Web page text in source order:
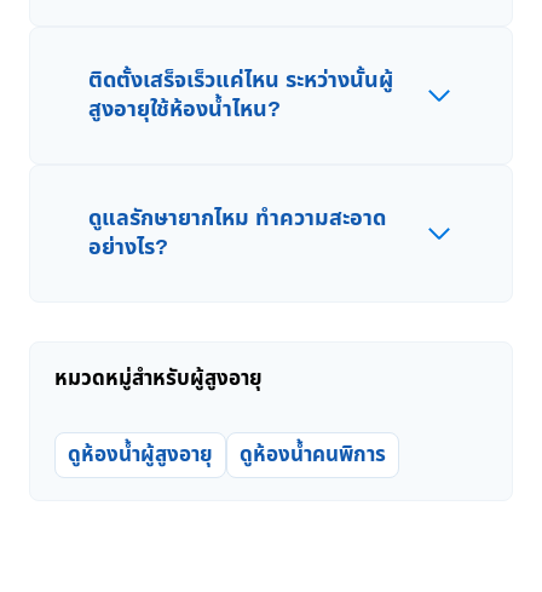
ติดตั้งเสร็จเร็วแค่ไหน ระหว่างนั้นผู้
สูงอายุใช้ห้องน้ำไหน?
ดูแลรักษายากไหม ทำความสะอาด
อย่างไร?
หมวดหมู่สำหรับผู้สูงอายุ
ดูห้องน้ำผู้สูงอายุ ดูห้องน้ำคนพิการ